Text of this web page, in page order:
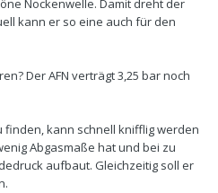
Nockenwelle. Damit dreht der
kann er so eine auch für den
Der AFN verträgt 3,25 bar noch
finden, kann schnell knifflig werden
Abgasmaße hat und bei zu
aufbaut. Gleichzeitig soll er